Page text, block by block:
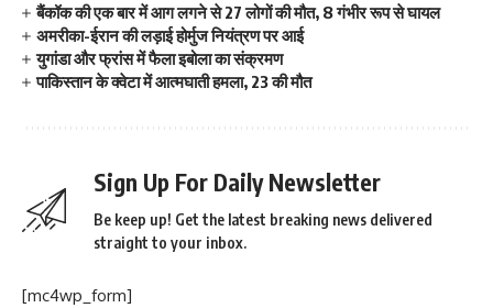
बैंकॉक की एक बार में आग लगने से 27 लोगों की मौत, 8 गंभीर रूप से घायल
अमरीका-ईरान की लड़ाई होर्मुज नियंत्रण पर आई
युगांडा और फ्रांस में फैला इबोला का संक्रमण
पाकिस्तान के क्वेटा में आत्मघाती हमला, 23 की मौत
Sign Up For Daily Newsletter
Be keep up! Get the latest breaking news delivered
straight to your inbox.
[mc4wp_form]